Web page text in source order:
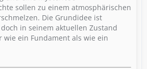
sollen zu einem atmosphärischen
Die Grundidee ist
in seinem aktuellen Zustand
wie ein Fundament als wie ein